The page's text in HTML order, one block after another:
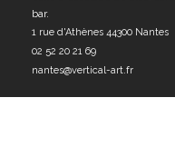
bar.
1 rue d'Athènes 44300 Nantes
02 52 20 21 69
nantes@vertical-art.fr